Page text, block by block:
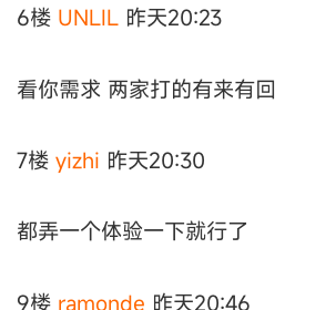
6楼 UNLIL 昨天20:23
看你需求 两家打的有来有回
7楼 yizhi 昨天20:30
都弄一个体验一下就行了
9楼 ramonde 昨天20:46